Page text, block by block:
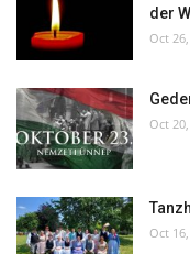
der
Oct
Oct
Oct